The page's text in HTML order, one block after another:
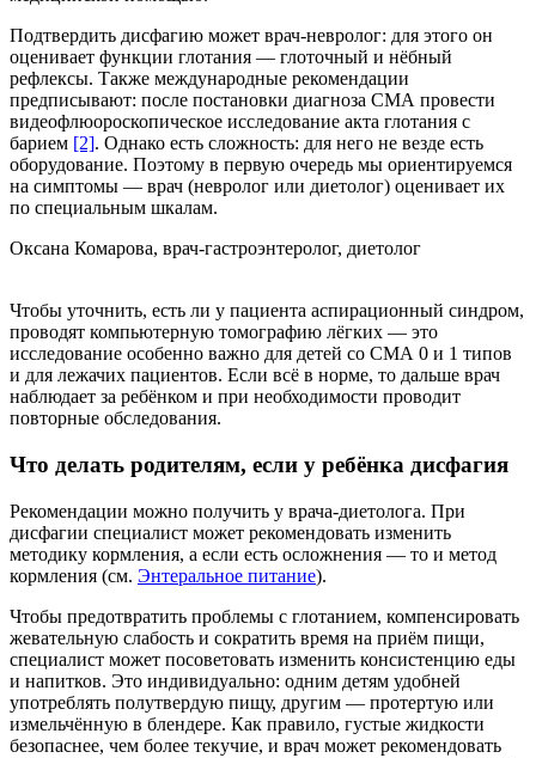
Подтвердить дисфагию может врач-невролог: для этого он
оценивает функции глотания — глоточный и нёбный
рефлексы. Также международные рекомендации
предписывают: после постановки диагноза СМА провести
видеофлюороскопическое исследование акта глотания с
барием [2]. Однако есть сложность: для него не везде есть
оборудование. Поэтому в первую очередь мы ориентируемся
на симптомы — врач (невролог или диетолог) оценивает их
по специальным шкалам.
Оксана Комарова, врач-гастроэнтеролог, диетолог
Чтобы уточнить, есть ли у пациента аспирационный синдром,
проводят компьютерную томографию лёгких — это
исследование особенно важно для детей со СМА 0 и 1 типов
и для лежачих пациентов. Если всё в норме, то дальше врач
наблюдает за ребёнком и при необходимости проводит
повторные обследования.
Что делать родителям, если у ребёнка дисфагия
Рекомендации можно получить у врача-диетолога. При
дисфагии специалист может рекомендовать изменить
методику кормления, а если есть осложнения — то и метод
кормления (см. Энтеральное питание).
Чтобы предотвратить проблемы с глотанием, компенсировать
жевательную слабость и сократить время на приём пищи,
специалист может посоветовать изменить консистенцию еды
и напитков. Это индивидуально: одним детям удобней
употреблять полутвердую пищу, другим — протертую или
измельчённую в блендере. Как правило, густые жидкости
безопаснее, чем более текучие, и врач может рекомендовать